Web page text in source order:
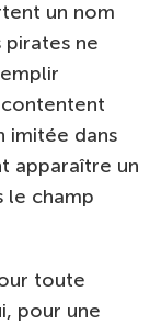
un nom
ne
imitée dans
apparaître un
le champ
toute
pour une